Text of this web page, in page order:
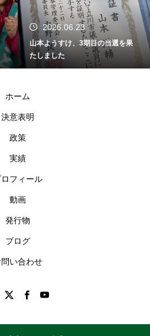
2026.06.23
山本ようすけ、3期目の当選を果
たしました
ホーム
決意表明
政策
実績
ロフィール
動画
発行物
ブログ
問い合わせ